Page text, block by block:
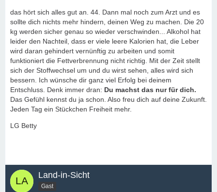
das hört sich alles gut an. 44. Dann mal noch zum Arzt und es
sollte dich nichts mehr hindern, deinen Weg zu machen. Die 20
kg werden sicher genau so wieder verschwinden... Alkohol hat
leider den Nachteil, dass er viele leere Kalorien hat, die Leber
wird daran gehindert vernünftig zu arbeiten und somit
funktioniert die Fettverbrennung nicht richtig. Mit der Zeit stellt
sich der Stoffwechsel um und du wirst sehen, alles wird sich
bessern. Ich wünsche dir ganz viel Erfolg bei deinem
Entschluss. Denk immer dran: Du machst das nur für dich.
Das Gefühl kennst du ja schon. Also freu dich auf deine Zukunft.
Jeden Tag ein Stückchen Freiheit mehr.
LG Betty
Land-in-Sicht
Gast